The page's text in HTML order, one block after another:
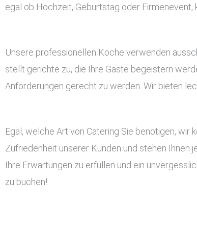
egal ob Hochzeit, Geburtstag oder Firmenevent,
Unsere professionellen Köche verwenden
stellt gerichte zu, die Ihre Gäste begeistern
Anforderungen gerecht zu werden. Wir bieten
Egal, welche Art von Catering Sie benötigen, wir
Zufriedenheit unserer Kunden und stehen Ihnen
Ihre Erwartungen zu erfüllen und ein
zu buchen!